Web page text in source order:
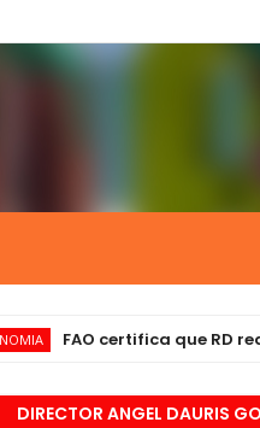
FAO certifica que RD redujo el
DIRECTOR ANGEL DAURIS